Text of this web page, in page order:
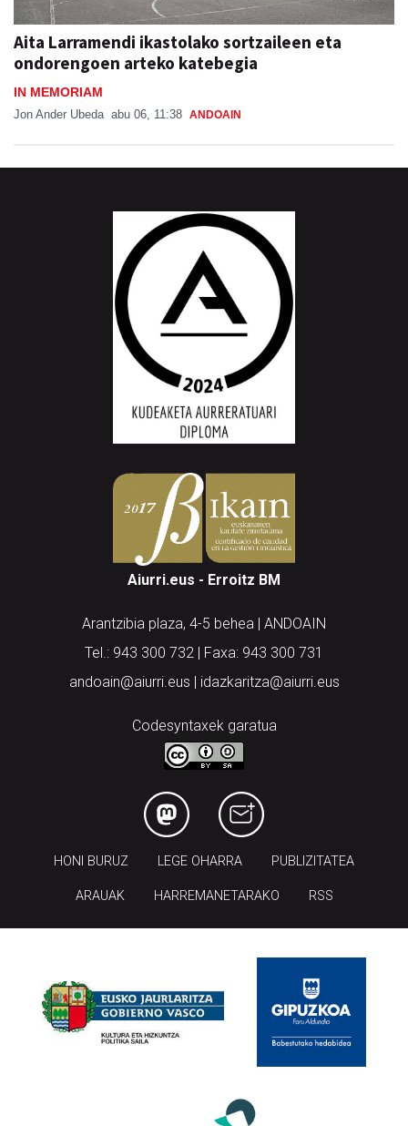
Aita Larramendi ikastolako sortzaileen eta
ondorengoen arteko katebegia
IN MEMORIAM
Jon Ander Ubeda abu 06, 11:38 ANDOAIN
Aiurri.eus - Erroitz BM
Arantzibia plaza, 4-5 behea | ANDOAIN
Tel.: 943 300 732 | Faxa: 943 300 731
andoain@aiurri.eus | idazkaritza@aiurri.eus
Codesyntaxek garatua
HONI BURUZ LEGE OHARRA PUBLIZITATEA
ARAUAK HARREMANETARAKO RSS